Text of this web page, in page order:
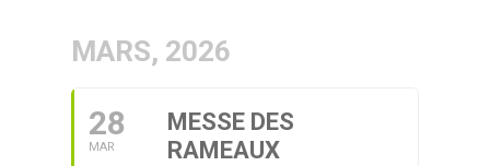
MARS, 2026
28
MAR
MESSE DES
RAMEAUX